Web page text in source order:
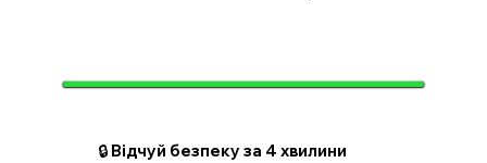
🔒 Відчуй безпеку за 4 хвилини